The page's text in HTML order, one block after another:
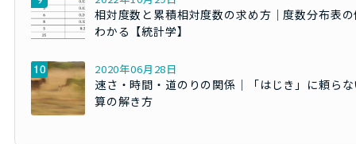
相対度数と累積相対度数の求め方｜度数分布表
わかる【統計学】
2020年06月28日
速さ・時間・道のりの関係｜「はじき」に頼ら
算の解き方